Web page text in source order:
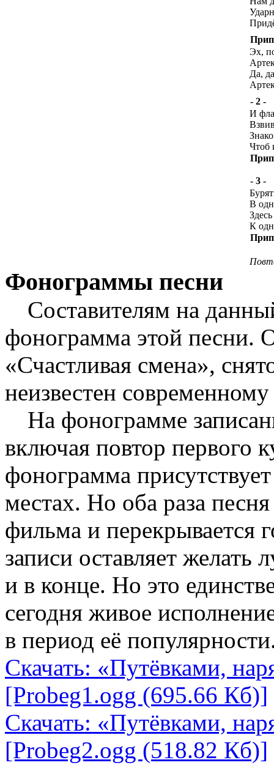
Эх,
Да,
- 2 -
И
Чтоб
- 3 -
В
К
Фонограммы песни
Составителям на
фонограмма этой песни.
«Счастливая смена»,
неизвестен
На фонограмме
включая повтор первого
фонограмма
местах. Но оба раза
фильма и перекрывается
записи оставляет желать
и в конце. Но это
сегодня живое
в период её
Скачать: «Путёвками,
[Probeg1.ogg (695.66 Кб)]
Скачать: «Путёвками,
[Probeg2.ogg (518.82 Кб)]